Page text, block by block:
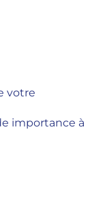
votre
importance à